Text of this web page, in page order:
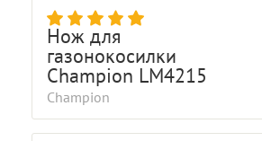
Нож для
газонокосилки
Champion LM4215
Champion